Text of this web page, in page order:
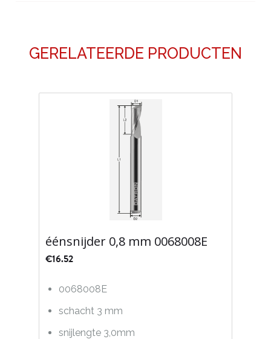
GERELATEERDE PRODUCTEN
éénsnijder 0,8 mm 0068008E
€16.52
0068008E
schacht 3 mm
snijlengte 3,0mm